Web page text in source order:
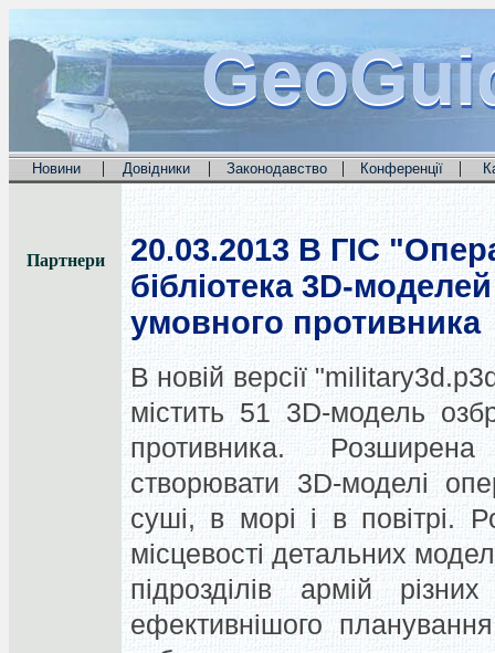
Новини | Довідники | Законодавство | Конференції |
Партнери 20.03.2013 В ГІС
бібліотека 3D-
умовного противника
В новій версії
містить 51 3D-модель
противника.
створювати 3D-моделі
суші, в морі і в повітрі.
місцевості детальних
підрозділів армій
ефективнішого